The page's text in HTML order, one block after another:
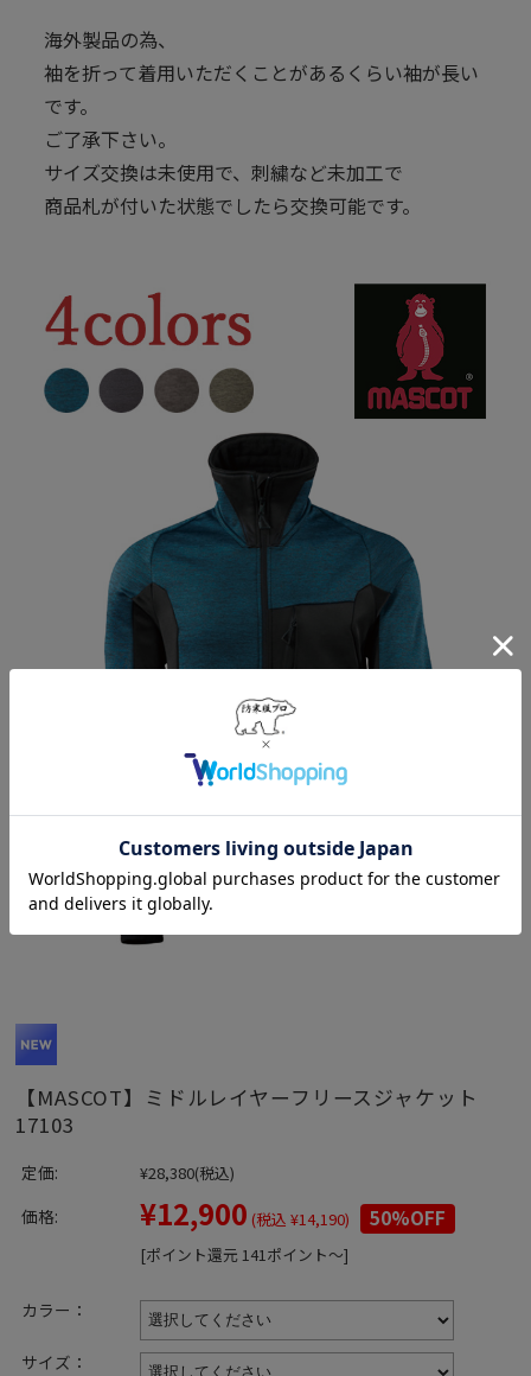
海外製品の為、
袖を折って着用いただくことがあるくらい袖が長い
です。
ご了承下さい。
サイズ交換は未使用で、刺繍など未加工で
商品札が付いた状態でしたら交換可能です。
【MASCOT】ミドルレイヤーフリースジャケット
17103
定価: ¥28,380(税込)
価格: ¥12,900 (税込 ¥14,190) 50%OFF
[ポイント還元 141ポイント～]
カラー：
サイズ：